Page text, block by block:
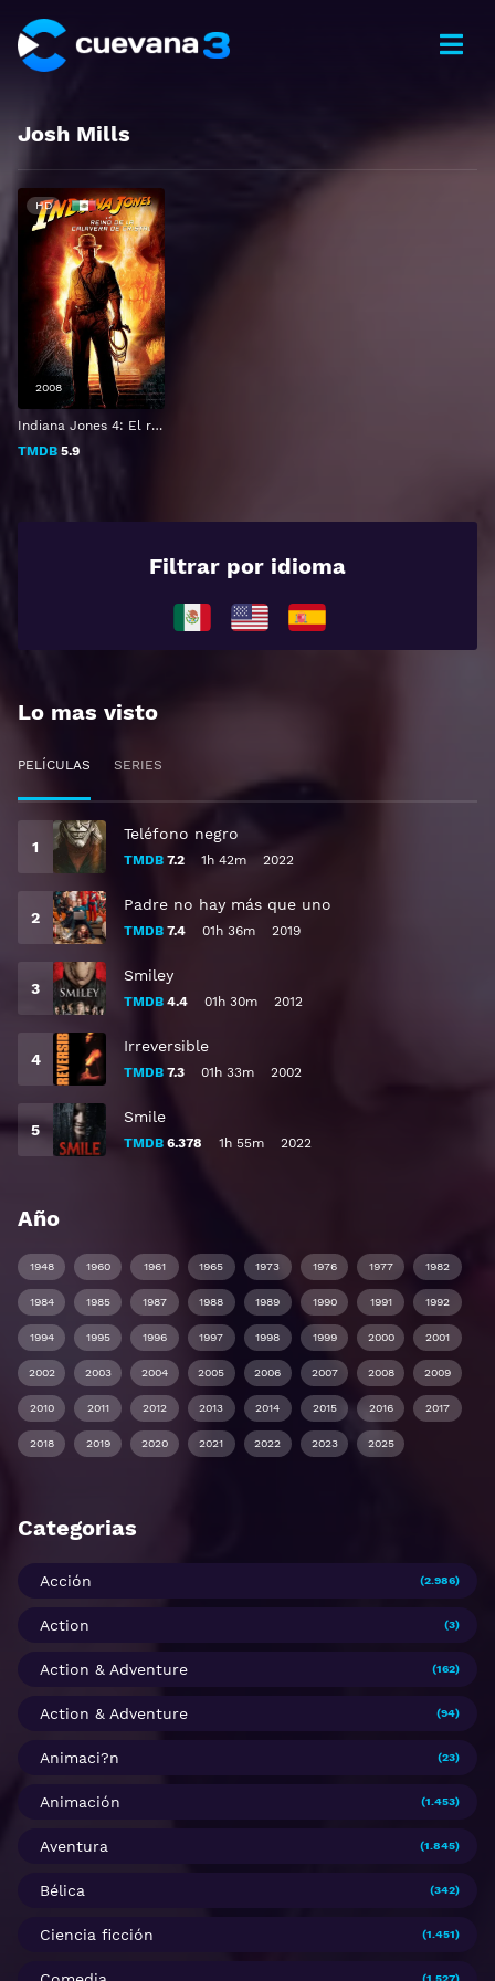
Josh Mills
Indiana Jones 4: El reino de la Calavera de Cristal
TMDB 5.9
HD
2008
Filtrar por idioma
Lo mas visto
PELÍCULAS SERIES
Teléfono negro
TMDB 7.2 1h 42m 2022
Padre no hay más que uno
TMDB 7.4 01h 36m 2019
Smiley
TMDB 4.4 01h 30m 2012
Irreversible
TMDB 7.3 01h 33m 2002
Smile
TMDB 6.378 1h 55m 2022
Año
1948 1960 1961 1965 1973 1976 1977 1982
1984 1985 1987 1988 1989 1990 1991 1992
1994 1995 1996 1997 1998 1999 2000 2001
2002 2003 2004 2005 2006 2007 2008 2009
2010 2011 2012 2013 2014 2015 2016 2017
2018 2019 2020 2021 2022 2023 2025
Categorias
Acción (2.986)
Action (3)
Action & Adventure (162)
Action & Adventure (94)
Animaci?n (23)
Animación (1.453)
Aventura (1.845)
Bélica (342)
Ciencia ficción (1.451)